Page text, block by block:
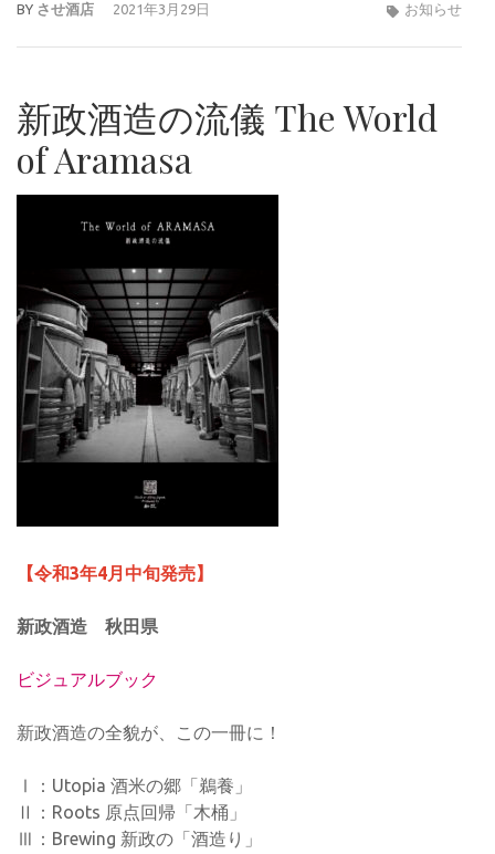
BY させ酒店 2021年3月29日 お知らせ
新政酒造の流儀 The World
of Aramasa
【令和3年4月中旬発売】
新政酒造 秋田県
ビジュアルブック
新政酒造の全貌が、この一冊に！
Ⅰ：Utopia 酒米の郷「鵜養」
Ⅱ：Roots 原点回帰「木桶」
Ⅲ：Brewing 新政の「酒造り」